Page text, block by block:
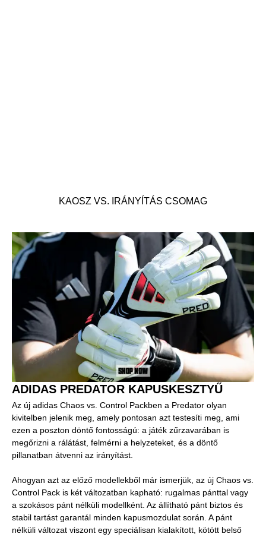
KAOSZ VS. IRÁNYÍTÁS CSOMAG
ADIDAS PREDATOR KAPUSKESZTYŰ
Az új adidas Chaos vs. Control Packben a Predator olyan
kivitelben jelenik meg, amely pontosan azt testesíti meg, ami
ezen a poszton döntő fontosságú: a játék zűrzavarában is
megőrizni a rálátást, felmérni a helyzeteket, és a döntő
pillanatban átvenni az irányítást.
Ahogyan azt az előző modellekből már ismerjük, az új Chaos vs.
Control Pack is két változatban kapható: rugalmas pánttal vagy
a szokásos pánt nélküli modellként. Az állítható pánt biztos és
stabil tartást garantál minden kapusmozdulat során. A pánt
nélküli változat viszont egy speciálisan kialakított, kötött belső